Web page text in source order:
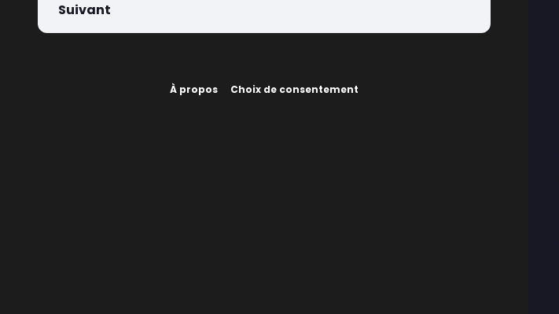
Suivant
À propos Choix de consentement